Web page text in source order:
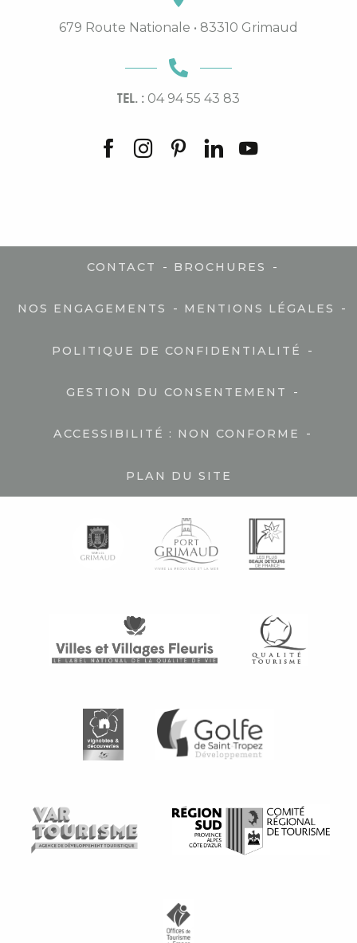
679 Route Nationale • 83310 Grimaud
TEL. : 04 94 55 43 83
CONTACT - BROCHURES -
NOS ENGAGEMENTS - MENTIONS LÉGALES -
POLITIQUE DE CONFIDENTIALITÉ -
GESTION DU CONSENTEMENT -
ACCESSIBILITÉ : NON CONFORME -
PLAN DU SITE